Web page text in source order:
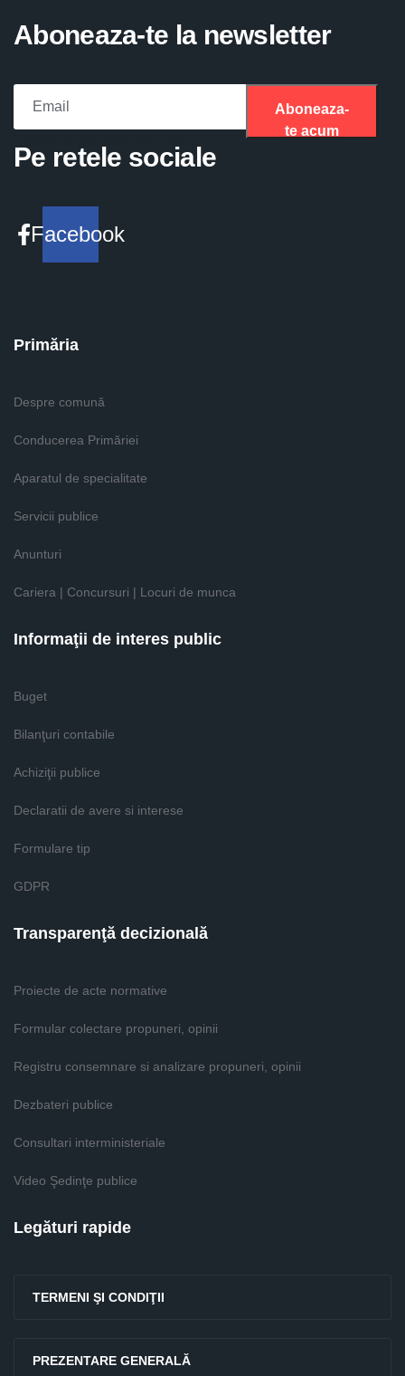
Aboneaza-te la newsletter
Aboneaza-
te acum
Pe retele sociale
Facebook
Primăria
Despre comună
Conducerea Primăriei
Aparatul de specialitate
Servicii publice
Anunturi
Cariera | Concursuri | Locuri de munca
Informaţii de interes public
Buget
Bilanţuri contabile
Achiziţii publice
Declaratii de avere si interese
Formulare tip
GDPR
Transparenţă decizională
Proiecte de acte normative
Formular colectare propuneri, opinii
Registru consemnare si analizare propuneri, opinii
Dezbateri publice
Consultari interministeriale
Video Şedinţe publice
Legături rapide
TERMENI ŞI CONDIŢII
PREZENTARE GENERALĂ